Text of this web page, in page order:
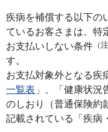
疾病を補償する以下の
ているお客さまは、特
お支払いしない条件 （
す。
お支払対象外となる疾
一覧表 」、「健康状況
のしおり（普通保険約
記載されている「疾病